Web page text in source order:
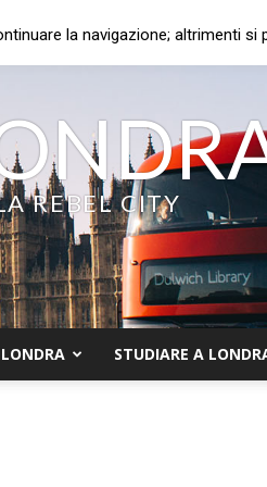
REBEL CITY
STUDIARE A
la navigazione; altrimenti si